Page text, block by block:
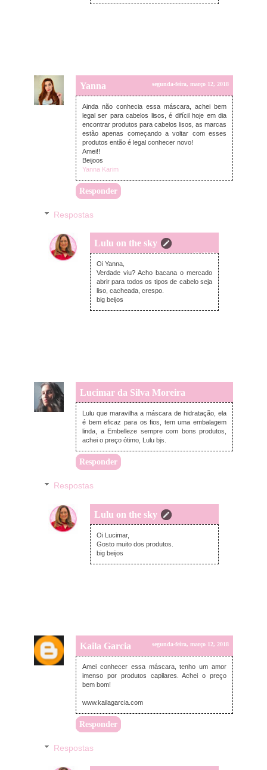
Yanna segunda-feira, março 12, 2018
Ainda não conhecia essa máscara, achei bem
legal ser para cabelos lisos, é difícil hoje em dia
encontrar produtos para cabelos lisos, as marcas
estão apenas começando a voltar com esses
produtos então é legal conhecer novo!
Amei!!
Beijoos
Yanna Karim
Responder
Respostas
Lulu on the sky
segunda-feira, março 12, 2018
Oi Yanna,
Verdade viu? Acho bacana o mercado
abrir para todos os tipos de cabelo seja
liso, cacheada, crespo.
big beijos
Lucimar da Silva Moreira
segunda-feira, março 12, 2018
Lulu que maravilha a máscara de hidratação, ela
é bem eficaz para os fios, tem uma embalagem
linda, a Embelleze sempre com bons produtos,
achei o preço ótimo, Lulu bjs.
Responder
Respostas
Lulu on the sky
segunda-feira, março 12, 2018
Oi Lucimar,
Gosto muito dos produtos.
big beijos
Kaila Garcia segunda-feira, março 12, 2018
Amei conhecer essa máscara, tenho um amor
imenso por produtos capilares. Achei o preço
bem bom!
www.kailagarcia.com
Responder
Respostas